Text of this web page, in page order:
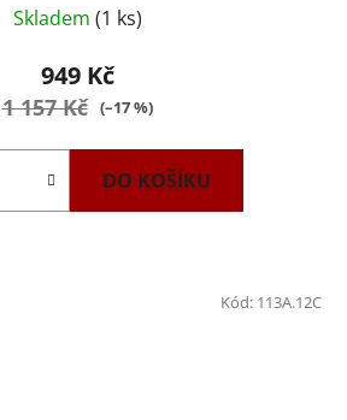
Skladem (1 ks)
949 Kč
1 157 Kč (–17 %)
DO KOŠÍKU
Kód: 113A.12C